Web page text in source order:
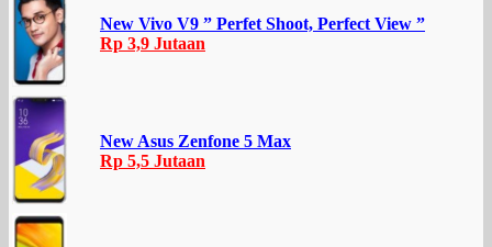
New Vivo V9 ” Perfet Shoot, Perfect View ”
Rp 3,9 Jutaan
New Asus Zenfone 5 Max
Rp 5,5 Jutaan